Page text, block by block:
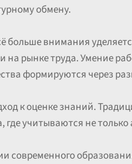
обмену.
больше внимания
на рынке труда. Умение
формируются через
к оценке знаний.
где учитываются не
современного